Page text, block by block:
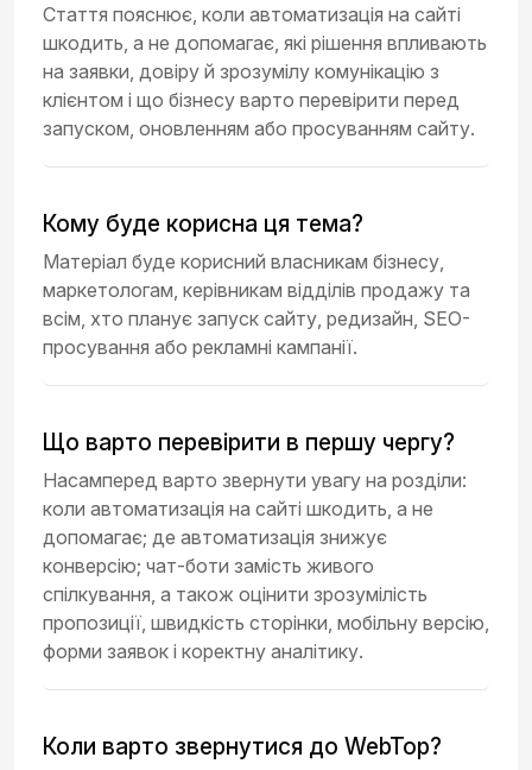
Стаття пояснює, коли автоматизація на сайті
шкодить, а не допомагає, які рішення впливають
на заявки, довіру й зрозумілу комунікацію з
клієнтом і що бізнесу варто перевірити перед
запуском, оновленням або просуванням сайту.
Кому буде корисна ця тема?
Матеріал буде корисний власникам бізнесу,
маркетологам, керівникам відділів продажу та
всім, хто планує запуск сайту, редизайн, SEO-
просування або рекламні кампанії.
Що варто перевірити в першу чергу?
Насамперед варто звернути увагу на розділи:
коли автоматизація на сайті шкодить, а не
допомагає; де автоматизація знижує
конверсію; чат-боти замість живого
спілкування, а також оцінити зрозумілість
пропозиції, швидкість сторінки, мобільну версію,
форми заявок і коректну аналітику.
Коли варто звернутися до WebTop?